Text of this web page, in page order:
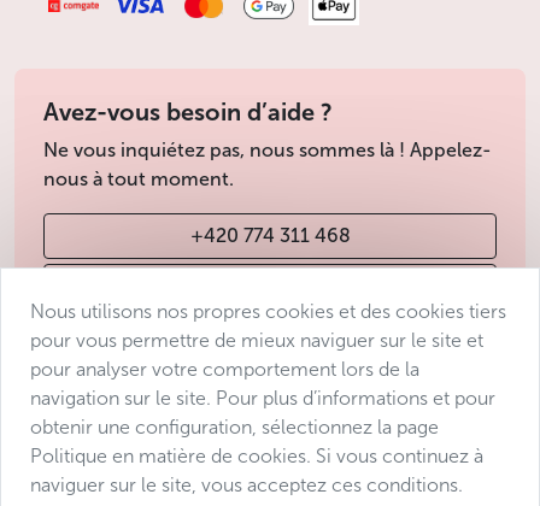
Avez-vous besoin d’aide ?
Ne vous inquiétez pas, nous sommes là ! Appelez-
nous à tout moment.
+420 774 311 468
Conditions de vente
Protection des données
Déclaration d’accessibilité
Manage consent
Nous utilisons nos propres cookies et des cookies tiers
pour vous permettre de mieux naviguer sur le site et
pour analyser votre comportement lors de la
navigation sur le site. Pour plus d’informations et pour
obtenir une configuration, sélectionnez la page
Politique en matière de cookies. Si vous continuez à
naviguer sur le site, vous acceptez ces conditions.